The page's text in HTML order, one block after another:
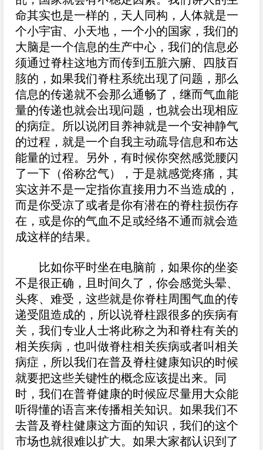
命其实也是一样的，天人同构，人体就是一
个小宇宙、小天地，一个小的国家，我们的
大脑是一个信息的生产中心，我们的信息必
须通过脊柱这地方而传到五脏六腑、四肢百
胲的，如果我们脊柱系统出现了问题，那么
信息的传递就不会那么通畅了，继而气血能
量的传递也就会出现问题，也就会出现相应
的病症。所以说闭目养神就是一个安神静气
的过程，就是一个自我主动疏导信息和布达
能量的过程。另外，有时候你突然感觉腰闪
了一下（俗称岔气），于是就感觉疼痛，其
实这并不是一定指你直接用力不当造成的，
而是你受凉了或者是你有潜在的脊柱损伤存
在，或是你的气血不足或经络不通而就会造
成这样的结果。
比如你平时坐在电脑前，如果你的坐姿
不是很正确，且时间久了，你会感觉头晕、
头疼、难受，这些就是你脊柱周围气血的传
递受阻造成的，所以说脊柱跟很多的疾病有
关，我们专业人士将此称之为和脊柱有关的
相关疾病，也叫做脊柱相关疾病或者叫相关
病症，所以我们在普及脊柱健康知识的时候
就要把这些关键性的概念应该提出来。同
时，我们在普脊健康的时候应尽量用大众能
听得懂的语言来传播相关知识。如果我们不
去普及脊柱健康这方面的知识，我们的这个
市场也就很难以扩大。如果大家都认识到了